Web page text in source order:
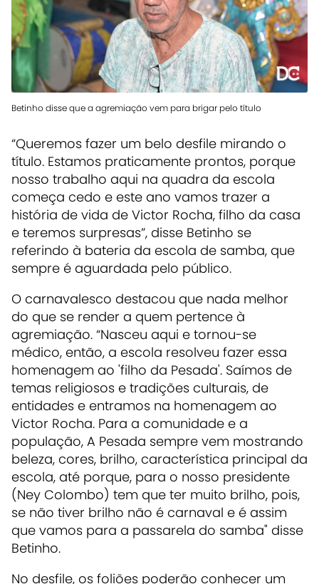
Betinho disse que a agremiação vem para brigar pelo título
“Queremos fazer um belo desfile mirando o
título. Estamos praticamente prontos, porque
nosso trabalho aqui na quadra da escola
começa cedo e este ano vamos trazer a
história de vida de Victor Rocha, filho da casa
e teremos surpresas”, disse Betinho se
referindo à bateria da escola de samba, que
sempre é aguardada pelo público.
O carnavalesco destacou que nada melhor
do que se render a quem pertence à
agremiação. “Nasceu aqui e tornou-se
médico, então, a escola resolveu fazer essa
homenagem ao 'filho da Pesada'. Saímos de
temas religiosos e tradições culturais, de
entidades e entramos na homenagem ao
Victor Rocha. Para a comunidade e a
população, A Pesada sempre vem mostrando
beleza, cores, brilho, característica principal da
escola, até porque, para o nosso presidente
(Ney Colombo) tem que ter muito brilho, pois,
se não tiver brilho não é carnaval e é assim
que vamos para a passarela do samba" disse
Betinho.
No desfile, os foliões poderão conhecer um